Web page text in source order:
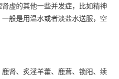
虚的其他一些并发症，比如精神
般是用温水或者淡盐水送服，空
肾、炙淫羊藿、鹿茸、锁阳、续